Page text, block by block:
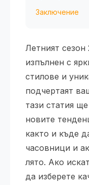
Заключение
Летният
изпълнен с
стилове и
подчертаят
тази статия
новите
както и къде
часовници и
лято. Ако
да изберете